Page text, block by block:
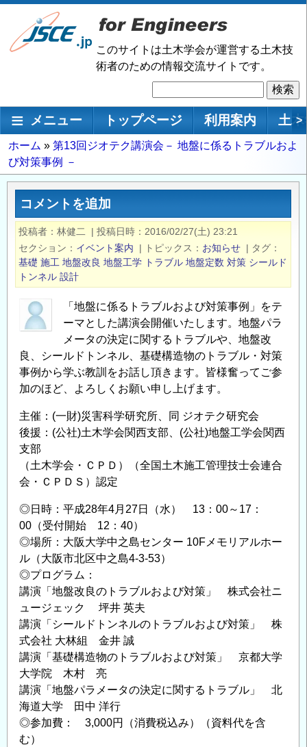
メ
ン
動
このサイトは土木学会が運営する土木技
術者のための情報交流サイトです。
索
メインナビゲーション
メニュー トップページ 利用案内 土 >
パ
ン
く
ホーム
第13回ジオテク講演会－ 地盤に係るトラブルおよ
び対策事例 －
コメントを追加
投稿者 林健二 | 投稿日時
2016/02/27(土) 23:21
セクション
イベント案内 | トピックス お知らせ | タグ
基礎 施工 地盤改良 地盤工学 トラブル 地盤定数 対策 シールド
トンネル 設計
「地盤に係るトラブルおよび対策事例」をテ
ーマとした講演会開催いたします。地盤パラ
メータの決定に関するトラブルや、地盤改
良、シールドトンネル、基礎構造物のトラブル・対策
事例から学ぶ教訓をお話し頂きます。皆様奮ってご参
加のほど、よろしくお願い申し上げます。
主催：(一財)災害科学研究所、同 ジオテク研究会
後援：(公社)土木学会関西支部、(公社)地盤工学会関西
支部
（土木学会・ＣＰＤ）（全国土木施工管理技士会連合
会・ＣＰＤＳ）認定
◎日時：平成28年4月27日（水） 13：00～17：
00（受付開始 12：40）
◎場所：大阪大学中之島センター 10Fメモリアルホー
ル（大阪市北区中之島4-3-53）
◎プログラム：
講演「地盤改良のトラブルおよび対策」 株式会社ニ
ュージェック 坪井 英夫
講演「シールドトンネルのトラブルおよび対策」 株
式会社 大林組 金井 誠
講演「基礎構造物のトラブルおよび対策」 京都大学
大学院 木村 亮
講演「地盤パラメータの決定に関するトラブル」 北
海道大学 田中 洋行
◎参加費： 3,000円（消費税込み）（資料代を含
む）